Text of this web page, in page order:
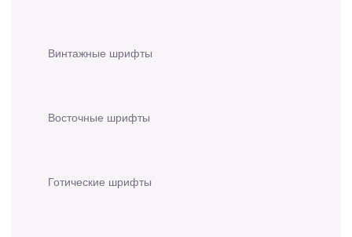
Винтажные шрифты
Восточные шрифты
Готические шрифты